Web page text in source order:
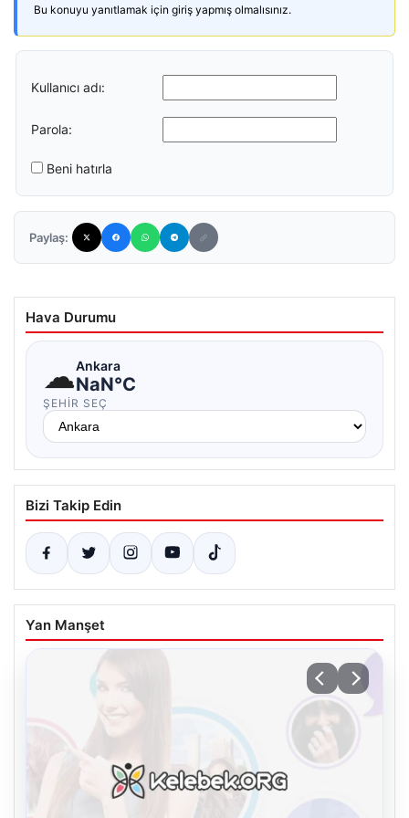
Bu konuyu yanıtlamak için giriş yapmış olmalısınız.
Kullanıcı adı:
Parola:
Beni hatırla
Paylaş:
Hava Durumu
☁Ankara
NaN°C
ŞEHIR SEÇ
Bizi Takip Edin
Yan Manşet